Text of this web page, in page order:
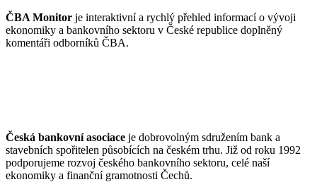
ČBA Monitor je interaktivní a rychlý přehled informací o vývoji
ekonomiky a bankovního sektoru v České republice doplněný
komentáři odborníků ČBA.
Česká bankovní asociace je dobrovolným sdružením bank a
stavebních spořitelen působících na českém trhu. Již od roku 1992
podporujeme rozvoj českého bankovního sektoru, celé naší
ekonomiky a finanční gramotnosti Čechů.